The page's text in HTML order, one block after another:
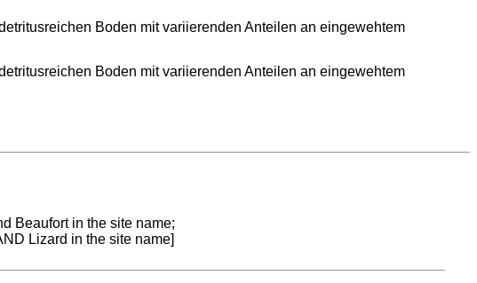
Boden mit variierenden Anteilen an eingewehtem
Boden mit variierenden Anteilen an eingewehtem
Beaufort in the site name;
Lizard in the site name]